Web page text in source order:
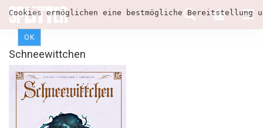
Cookies ermöglichen eine bestmögliche
OK
Schneewittchen